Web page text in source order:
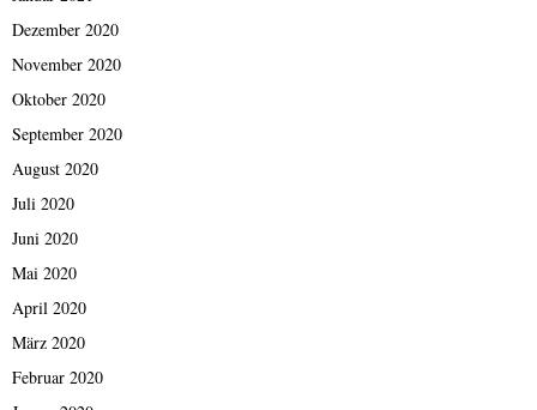
Dezember 2020
November 2020
Oktober 2020
September 2020
August 2020
Juli 2020
Juni 2020
Mai 2020
April 2020
März 2020
Februar 2020